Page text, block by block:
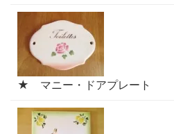
★ マニー・ドアプレート